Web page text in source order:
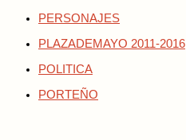
PERSONAJES
PLAZADEMAYO 2011-2016
POLITICA
PORTEÑO